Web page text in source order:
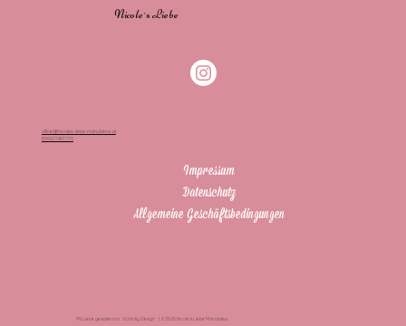
Nicole`s Liebe
office@nicoles-liebe-manufaktur.at
0650/7401776
Impressum
Datenschutz
Allgemeine Geschäftsbedingungen
Mit Liebe gestaltet von Schiroky.Design | © 2025 Nicole’s Liebe Manufaktur